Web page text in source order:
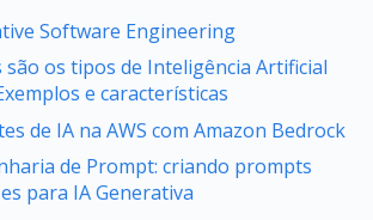
Software Engineering
são os tipos de Inteligência Artificial
e características
de IA na AWS com Amazon Bedrock
de Prompt: criando prompts
para IA Generativa